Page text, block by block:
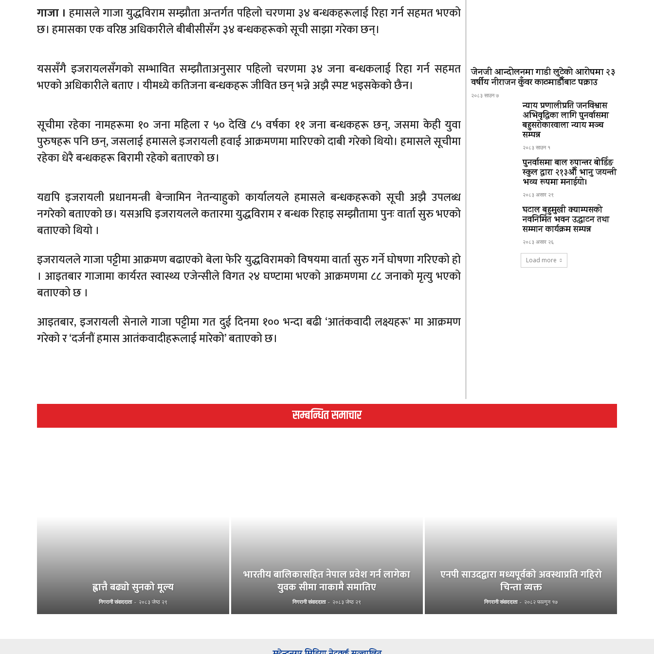
गाजा । हमासले गाजा युद्धविराम सम्झौता अन्तर्गत पहिलो चरणमा ३४ बन्धकहरूलाई रिहा गर्न सहमत भएको
छ। हमासका एक वरिष्ठ अधिकारीले बीबीसीसँग ३४ बन्धकहरूको सूची साझा गरेका छन्।
यससँगै इजरायलसँगको सम्भावित सम्झौताअनुसार पहिलो चरणमा ३४ जना बन्धकलाई रिहा गर्न सहमत
भएको अधिकारीले बताए । यीमध्ये कतिजना बन्धकहरू जीवित छन् भन्ने अझै स्पष्ट भइसकेको छैन।
सूचीमा रहेका नामहरूमा १० जना महिला र ५० देखि ८५ वर्षका ११ जना बन्धकहरू छन्, जसमा केही युवा
पुरुषहरू पनि छन्, जसलाई हमासले इजरायली हवाई आक्रमणमा मारिएको दाबी गरेको थियो। हमासले सूचीमा
रहेका धेरै बन्धकहरू बिरामी रहेको बताएको छ।
यद्यपि इजरायली प्रधानमन्त्री बेन्जामिन नेतन्याहुको कार्यालयले हमासले बन्धकहरूको सूची अझै उपलब्ध
नगरेको बताएको छ। यसअघि इजरायलले कतारमा युद्धविराम र बन्धक रिहाइ सम्झौतामा पुनः वार्ता सुरु भएको
बताएको थियो ।
इजरायलले गाजा पट्टीमा आक्रमण बढाएको बेला फेरि युद्धविरामको विषयमा वार्ता सुरु गर्ने घोषणा गरिएको हो
। आइतबार गाजामा कार्यरत स्वास्थ्य एजेन्सीले विगत २४ घण्टामा भएको आक्रमणमा ८८ जनाको मृत्यु भएको
बताएको छ ।
आइतबार, इजरायली सेनाले गाजा पट्टीमा गत दुई दिनमा १०० भन्दा बढी ‘आतंकवादी लक्ष्यहरू’ मा आक्रमण
गरेको र ‘दर्जनौं हमास आतंकवादीहरूलाई मारेको’ बताएको छ।
जेनजी आन्दोलनमा गाडी लुटेको आरोपमा २३
वर्षीय नीराजन कुँवर काठमाडौँबाट पक्राउ
२०८३ साउन ७
न्याय प्रणालीप्रति जनविश्वास
अभिवृद्धिका लागि पुनर्वासमा
बहुसरोकारवाला न्याय मञ्च
सम्पन्न
२०८३ साउन १
पुनर्वासमा बाल रुपान्तर बोर्डिङ
स्कुल द्धारा २१३औँ भानु जयन्ती
भव्य रूपमा मनाईयो।
२०८३ असार २९
घटाल बहुमुखी क्याम्पसको
नवनिर्मित भवन उद्घाटन तथा
सम्मान कार्यक्रम सम्पन्न
२०८३ असार २६
Load more
सम्बन्धित समाचार
ह्वात्तै बढ्यो सुनको मूल्य
निगरानी संवाददाता - २०८३ जेष्ठ २९
भारतीय बालिकासहित नेपाल प्रवेश गर्न लागेका
युवक सीमा नाकामै समातिए
निगरानी संवाददाता - २०८३ जेष्ठ २९
एनपी साउदद्वारा मध्यपूर्वको अवस्थाप्रति गहिरो
चिन्ता व्यक्त
निगरानी संवाददाता - २०८२ फाल्गुन १७